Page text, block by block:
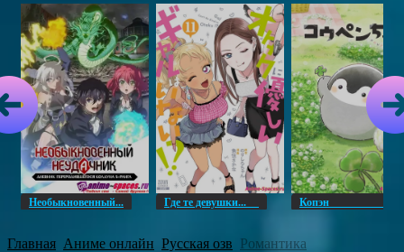
Необыкновенный... Где те девушки... Копэн
Главная Аниме онлайн Русская озв Романтика